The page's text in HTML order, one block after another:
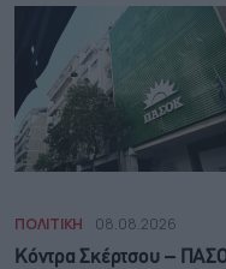
ΠΟΛΙΤΙΚΗ 08.08.2026
Κόντρα Σκέρτσου –